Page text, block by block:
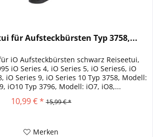
für Aufsteckbürsten Typ 3758,...
iO Aufsteckbürsten schwarz Reiseetui,
iO Series 4, iO Series 5, iO Series6, iO
iO Series 9, iO Series 10 Typ 3758, Modell:
iO10 Typ 3796, Modell: iO7, iO8,...
10,99 € * 15,99 € *
Merken